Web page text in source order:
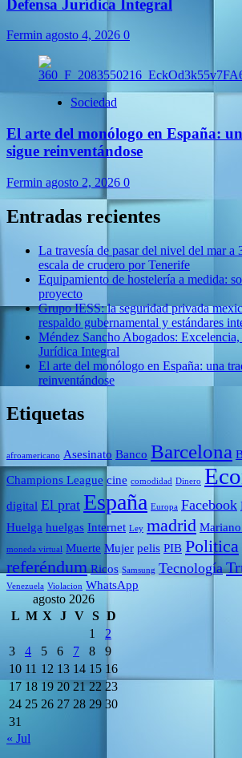
Defensa Jurídica Integral
Fermin agosto 4, 2026 0
Sociedad
El arte del monólogo en España:
sigue reinventándose
Fermin agosto 2, 2026 0
Entradas recientes
La travesía de pasar del nivel del mar a
escala de crucero por Tenerife
Equipamiento de hostelería a medida:
proyecto
Grupo IESS: la seguridad privada
respaldo gubernamental y estándares
Méndez Sancho Abogados:
Jurídica Integral
El arte del monólogo en España: una
reinventándose
Etiquetas
afroamericano Asesinato Banco Barcelona
Champions League cine comodidad Dinero
digital El prat España Europa Facebook
Huelga huelgas Internet Ley madrid
moneda virtual Muerte Mujer pelis PIB Politica
referéndum Ricos Samsung Tecnología
Venezuela Violacion WhatsApp
agosto 2026
L M X J V S D
1
2
3
4 5 6 7 8
9
10 11 12 13 14 15 16
17 18 19 20 21 22 23
24 25 26 27 28 29 30
31
« Jul